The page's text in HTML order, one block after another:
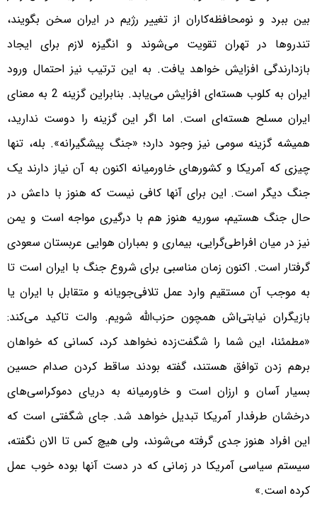
بین ببرد و نومحافظه‌کاران از تغییر رژیم در ایران سخن بگویند،
تندروها در تهران تقویت می‌شوند و انگیزه لازم برای ایجاد
بازدارندگی افزایش خواهد یافت. به این ترتیب نیز احتمال ورود
ایران به کلوب هسته‌ای افزایش می‌یابد. بنابراین گزینه 2 به معنای
ایران مسلح هسته‌ای است. اما اگر این گزینه را دوست ندارید،
همیشه گزینه سومی نیز وجود دارد؛ «جنگ پیشگیرانه». بله، تنها
چیزی که آمریکا و کشورهای خاورمیانه اکنون به آن نیاز دارند یک
جنگ دیگر است. این برای آنها کافی نیست که هنوز با داعش در
حال جنگ هستیم، سوریه هنوز هم با درگیری مواجه است و یمن
نیز در میان افراطی‌گرایی، بیماری و بمباران هوایی عربستان سعودی
گرفتار است. اکنون زمان مناسبی برای شروع جنگ با ایران است تا
به موجب آن مستقیم وارد عمل تلافی‌جویانه و متقابل با ایران یا
بازیگران نیابتی‌اش همچون حزب‌الله شویم. والت تاکید می‌کند:
«مطمئنا، این شما را شگفت‌زده نخواهد کرد، کسانی که خواهان
برهم زدن توافق هستند، گفته بودند ساقط کردن صدام حسین
بسیار آسان و ارزان است و خاورمیانه به دریای دموکراسی‌های
درخشان طرفدار آمریکا تبدیل خواهد شد. جای شگفتی است که
این افراد هنوز جدی گرفته می‌شوند، ولی هیچ کس تا الان نگفته،
سیستم سیاسی آمریکا در زمانی که در دست آنها بوده خوب عمل
کرده است.»